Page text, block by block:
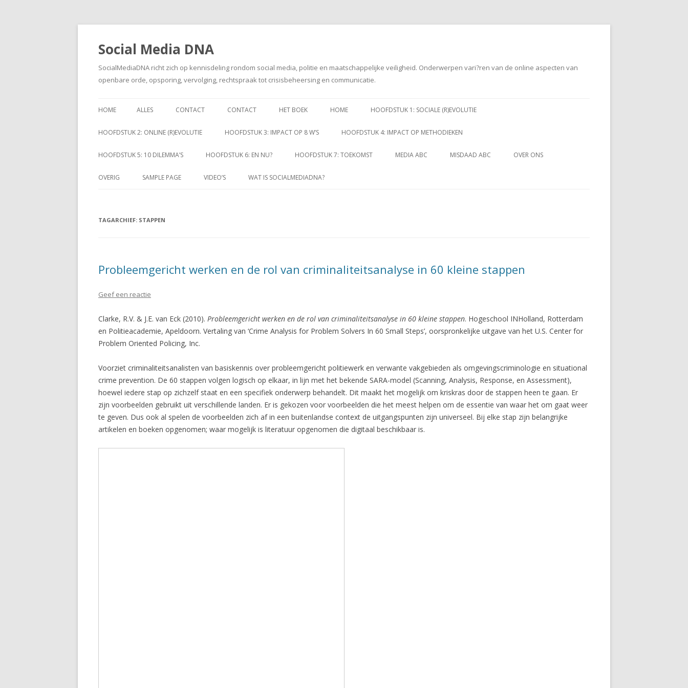
Social Media DNA
SocialMediaDNA richt zich op kennisdeling rondom social media, politie en maatschappelijke veiligheid. Onderwerpen vari?ren van de online aspecten van
openbare orde, opsporing, vervolging, rechtspraak tot crisisbeheersing en communicatie.
naar
HOME ALLES CONTACT CONTACT HET BOEK HOME HOOFDSTUK 1: SOCIALE (R)EVOLUTIE
HOOFDSTUK 2: ONLINE (R)EVOLUTIE HOOFDSTUK 3: IMPACT OP 8 W’S HOOFDSTUK 4: IMPACT OP METHODIEKEN
HOOFDSTUK 5: 10 DILEMMA’S HOOFDSTUK 6: EN NU? HOOFDSTUK 7: TOEKOMST MEDIA ABC MISDAAD ABC OVER ONS
OVERIG SAMPLE PAGE VIDEO’S WAT IS SOCIALMEDIADNA?
TAGARCHIEF: STAPPEN
Probleemgericht werken en de rol van criminaliteitsanalyse in 60 kleine stappen
Geef een reactie
Clarke, R.V. & J.E. van Eck (2010). Probleemgericht werken en de rol van criminaliteitsanalyse in 60 kleine stappen. Hogeschool INHolland, Rotterdam
en Politieacademie, Apeldoorn. Vertaling van ‘Crime Analysis for Problem Solvers In 60 Small Steps’, oorspronkelijke uitgave van het U.S. Center for
Problem Oriented Policing, Inc.
Voorziet criminaliteitsanalisten van basiskennis over probleemgericht politiewerk en verwante vakgebieden als omgevingscriminologie en situational
crime prevention. De 60 stappen volgen logisch op elkaar, in lijn met het bekende SARA-model (Scanning, Analysis, Response, en Assessment),
hoewel iedere stap op zichzelf staat en een specifiek onderwerp behandelt. Dit maakt het mogelijk om kriskras door de stappen heen te gaan. Er
zijn voorbeelden gebruikt uit verschillende landen. Er is gekozen voor voorbeelden die het meest helpen om de essentie van waar het om gaat weer
te geven. Dus ook al spelen de voorbeelden zich af in een buitenlandse context de uitgangspunten zijn universeel. Bij elke stap zijn belangrijke
artikelen en boeken opgenomen; waar mogelijk is literatuur opgenomen die digitaal beschikbaar is.